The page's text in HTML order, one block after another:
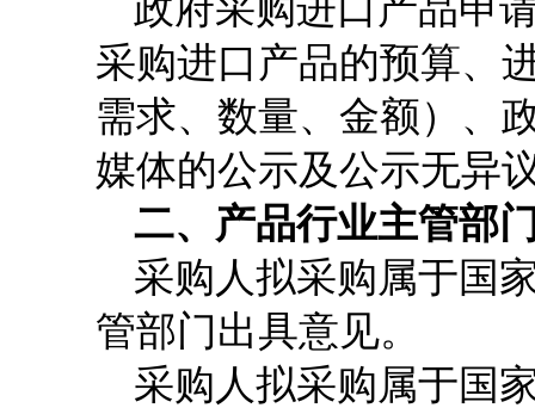
政府采购进口产品申
采购进口产品的预算、
需求、数量、金额）、
媒体的公示及公示无异
二、产品行业主管部
采购人拟采购属于国
管部门出具意见。
采购人拟采购属于国